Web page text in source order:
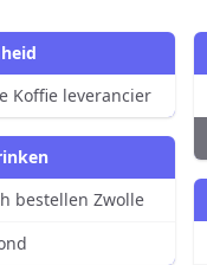
Koffie leverancier
bestellen Zwolle